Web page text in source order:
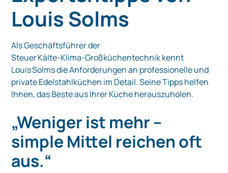
Louis Solms
Als Geschäftsführer der
Steuer Kälte‑Klima‑Großküchentechnik kennt
Louis Solms die Anforderungen an professionelle und
private Edelstahlküchen im Detail. Seine Tipps helfen
Ihnen, das Beste aus Ihrer Küche herauszuholen.
„Weniger ist mehr –
simple Mittel reichen oft
aus.“